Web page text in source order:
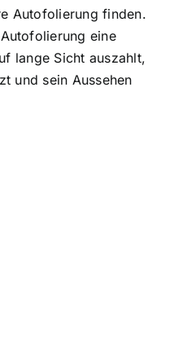
Autofolierung finden.
eine
lange Sicht auszahlt,
und sein Aussehen